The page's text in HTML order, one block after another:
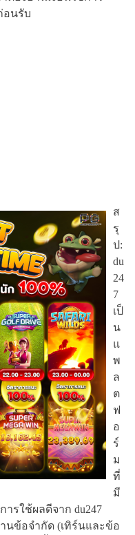
อนรับ
ส
รุ
ป:
du
24
7
เป็
น
แ
พ
ล
ต
ฟ
อ
ร์
ม
ที่
มี
รใช้ผลดีจาก du247
นข้อจำกัด (เทิร์นและข้อ